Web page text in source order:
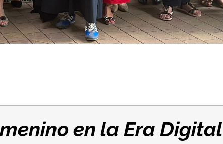
en la Era Digital